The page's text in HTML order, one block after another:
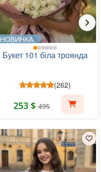
НОВИНКА
Букет 101 біла троянда
(262)
253 $ 495